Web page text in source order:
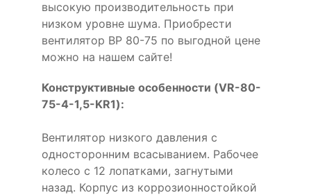
высокую производительность при
низком уровне шума. Приобрести
вентилятор ВР 80-75 по выгодной цене
можно на нашем сайте!
Конструктивные особенности (VR-80-
75-4-1,5-KR1):
Вентилятор низкого давления с
односторонним всасыванием. Рабочее
колесо с 12 лопатками, загнутыми
назад. Корпус из коррозионностойкой